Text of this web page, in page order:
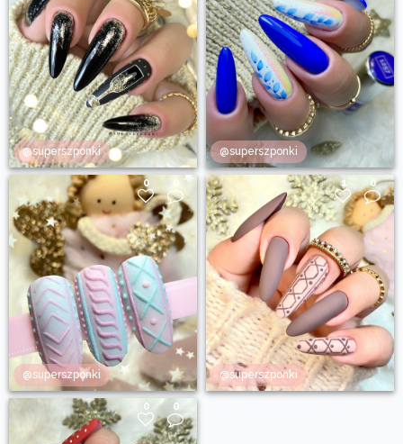
@superszponki @superszponki
0 0
@superszponki
1 0
@superszponki
0 0